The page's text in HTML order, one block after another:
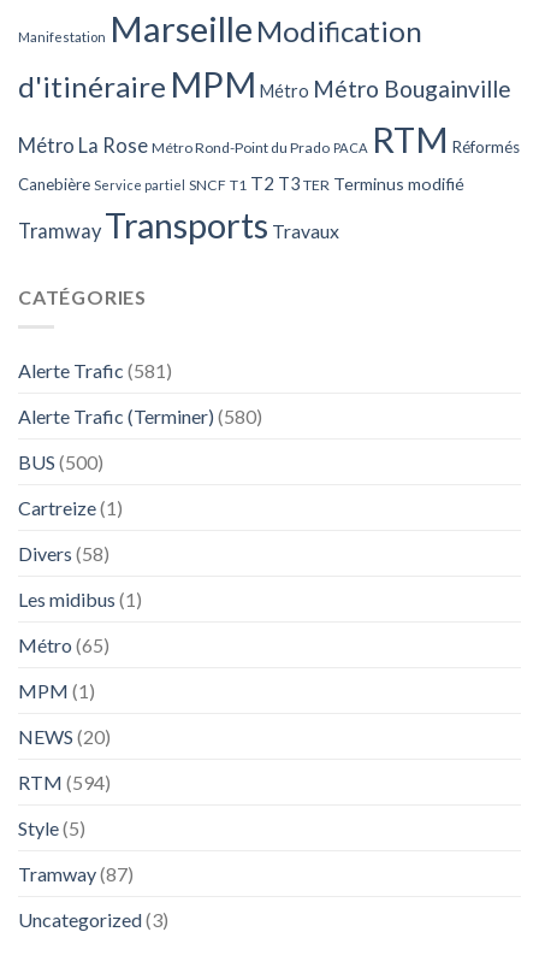
Manifestation Marseille Modification
d'itinéraire MPM Métro Métro Bougainville
Métro La Rose Métro Rond-Point du Prado PACA RTM Réformés
Canebière Service partiel SNCF T1 T2 T3 TER Terminus modifié
Tramway Transports Travaux
CATÉGORIES
Alerte Trafic (581)
Alerte Trafic (Terminer) (580)
BUS (500)
Cartreize(1)
Divers (58)
Les midibus (1)
Métro (65)
MPM (1)
NEWS (20)
RTM (594)
Style(5)
Tramway(87)
Uncategorized(3)